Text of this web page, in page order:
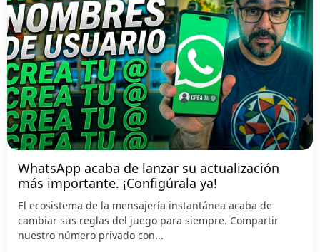
WhatsApp acaba de lanzar su actualización
más importante. ¡Configúrala ya!
El ecosistema de la mensajería instantánea acaba de
cambiar sus reglas del juego para siempre. Compartir
nuestro número privado con...